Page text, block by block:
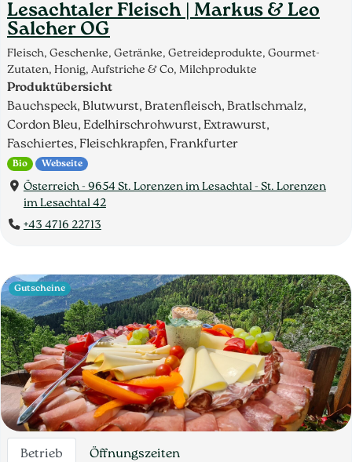
Lesachtaler Fleisch | Markus & Leo
Salcher OG
Fleisch, Geschenke, Getränke, Getreideprodukte, Gourmet-
Zutaten, Honig, Aufstriche & Co, Milchprodukte
Produktübersicht
Bauchspeck, Blutwurst, Bratenfleisch, Bratlschmalz,
Cordon Bleu, Edelhirschrohwurst, Extrawurst,
Faschiertes, Fleischkrapfen, Frankfurter
Bio Webseite
Österreich - 9654 St. Lorenzen im Lesachtal - St. Lorenzen
im Lesachtal 42
+43 4716 22713
Betrieb Öffnungszeiten
Gutscheine